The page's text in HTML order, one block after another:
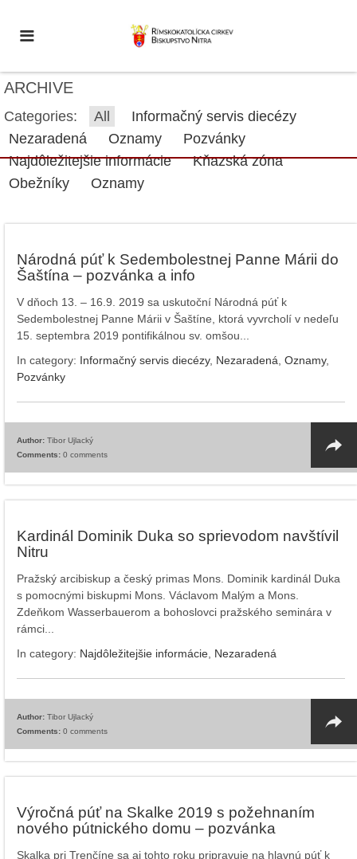
ARCHIVE
Categories: All
Informačný servis diecézy
Nezaradená
Oznamy
Pozvánky
Najdôležitejšie informácie
Kňazská zóna
Obežníky
Oznamy
Národná púť k Sedembolestnej Panne Márii do
Šaštína – pozvánka a info
V dňoch 13. – 16.9. 2019 sa uskutoční Národná púť k
Sedembolestnej Panne Márii v Šaštíne, ktorá vyvrcholí v nedeľu
15. septembra 2019 pontifikálnou sv. omšou...
In category: Informačný servis diecézy, Nezaradená Oznamy,
Pozvánky
Author: Tibor Ujlacký
Comments: 0 comments
Kardinál Dominik Duka so sprievodom navštívil
Nitru
Pražský arcibiskup a český primas Mons. Dominik kardinál Duka
s pomocnými biskupmi Mons. Václavom Malým a Mons.
Zdeňkom Wasserbauerom a bohoslovci pražského seminára v
rámci...
In category: Najdôležitejšie informácie Nezaradená
Author: Tibor Ujlacký
Comments: 0 comments
Výročná púť na Skalke 2019 s požehnaním
nového pútnického domu – pozvánka
Skalka pri Trenčíne sa aj tohto roku pripravuje na hlavnú púť k